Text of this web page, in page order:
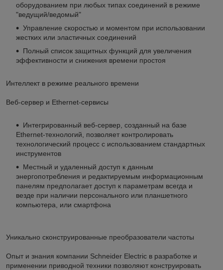
оборудованием при любых типах соединений в режиме
"ведущий/ведомый"
Управление скоростью и моментом при использовании
жестких или эластичных соединений
Полный список защитных функций для увеличения
эффективности и снижения времени простоя
Интеллект в режиме реального времени
Веб-сервер и Ethernet-сервисы
Интегрированный веб-сервер, созданный на базе
Ethernet-технологий, позволяет контролировать
технологический процесс с использованием стандартных
инструментов
Местный и удаленный доступ к данным
энергопотребления и редактируемым информационным
панелям предполагает доступ к параметрам всегда и
везде при наличии персонального или планшетного
компьютера, или смартфона
Уникально сконструированные преобразователи частоты
Опыт и знания компании Schneider Electric в разработке и
применении приводной техники позволяют конструировать